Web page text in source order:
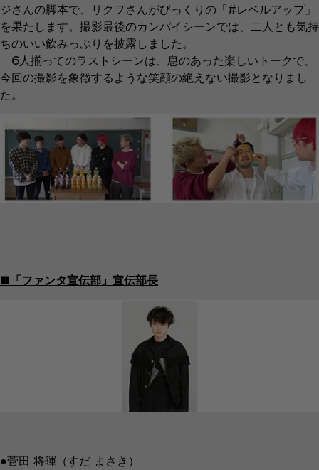
ジさんの脚本で、リクヲさんがびっくりの「#レベルアップ」
を果たします。撮影最後のカンパイシーンでは、二人とも気持
ちのいい飲みっぷりを披露しました。
6人揃ってのラストシーンは、息のあった楽しいトークで、
今回の撮影を象徴するような笑顔の絶えない撮影となりまし
た。
■「ファンタ宣伝部」宣伝部長
●菅田 将暉（すだ まさき）